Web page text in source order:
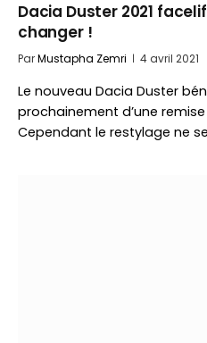
Dacia Duster 2021
changer !
ParMustapha Zemri 4 avril 2021
Le nouveau Dacia Duster
prochainement d’une
Cependant le restylage ne